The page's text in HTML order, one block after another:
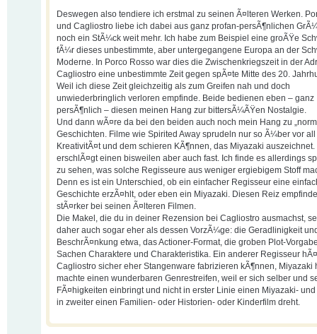
Deswegen also tendiere ich erstmal zu seinen Ã¤lteren Werken.
und Cagliostro liebe ich dabei aus ganz profan-persÃ¶nlichen
noch ein StÃ¼ck weit mehr. Ich habe zum Beispiel eine groÃŸe
fÃ¼r dieses unbestimmte, aber untergegangene Europa an der
Moderne. In Porco Rosso war dies die Zwischenkriegszeit in der
Cagliostro eine unbestimmte Zeit gegen spÃ¤te Mitte des 20.
Weil ich diese Zeit gleichzeitig als zum Greifen nah und doch
unwiederbringlich verloren empfinde. Beide bedienen eben – ganz
persÃ¶nlich – diesen meinen Hang zur bittersÃ¼ÃŸen Nostalgie.
Und dann wÃ¤re da bei den beiden auch noch mein Hang zu
Geschichten. Filme wie Spirited Away sprudeln nur so Ã¼ber vor
KreativitÃ¤t und dem schieren KÃ¶nnen, das Miyazaki auszeichnet.
erschlÃ¤gt einen bisweilen aber auch fast. Ich finde es allerdings
zu sehen, was solche Regisseure aus weniger ergiebigem Stoff
Denn es ist ein Unterschied, ob ein einfacher Regisseur eine
Geschichte erzÃ¤hlt, oder eben ein Miyazaki. Diesen Reiz
stÃ¤rker bei seinen Ã¤lteren Filmen.
Die Makel, die du in deiner Rezension bei Cagliostro ausmachst,
daher auch sogar eher als dessen VorzÃ¼ge: die Geradlinigkeit
BeschrÃ¤nkung etwa, das Actioner-Format, die groben Plot-
Sachen Charaktere und Charakteristika. Ein anderer Regisseur
Cagliostro sicher eher Stangenware fabrizieren kÃ¶nnen, Miyazaki
machte einen wunderbaren Genrestreifen, weil er sich selber und
FÃ¤higkeiten einbringt und nicht in erster Linie einen Miyazaki-
in zweiter einen Familien- oder Historien- oder Kinderfilm dreht.